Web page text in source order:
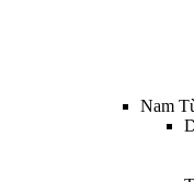
Nam